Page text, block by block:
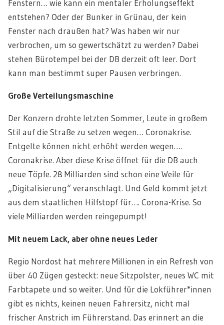
Fenstern… wie kann ein mentaler Erholungseffekt
entstehen? Oder der Bunker in Grünau, der kein
Fenster nach draußen hat? Was haben wir nur
verbrochen, um so gewertschätzt zu werden? Dabei
stehen Bürotempel bei der DB derzeit oft leer. Dort
kann man bestimmt super Pausen verbringen.
Große Verteilungsmaschine
Der Konzern drohte letzten Sommer, Leute in großem
Stil auf die Straße zu setzen wegen… Coronakrise.
Entgelte können nicht erhöht werden wegen….
Coronakrise. Aber diese Krise öffnet für die DB auch
neue Töpfe. 28 Milliarden sind schon eine Weile für
„Digitalisierung“ veranschlagt. Und Geld kommt jetzt
aus dem staatlichen Hilfstopf für…. Corona-Krise. So
viele Milliarden werden reingepumpt!
Mit neuem Lack, aber ohne neues Leder
Regio Nordost hat mehrere Millionen in ein Refresh von
über 40 Zügen gesteckt: neue Sitzpolster, neues WC mit
Farbtapete und so weiter. Und für die Lokführer*innen
gibt es nichts, keinen neuen Fahrersitz, nicht mal
frischer Anstrich im Führerstand. Das erinnert an die